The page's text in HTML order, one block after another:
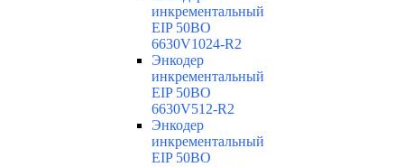
инкрементальный
EIP 50BO
6630V1024-R2
Энкодер
инкрементальный
EIP 50BO
6630V512-R2
Энкодер
инкрементальный
EIP 50BO